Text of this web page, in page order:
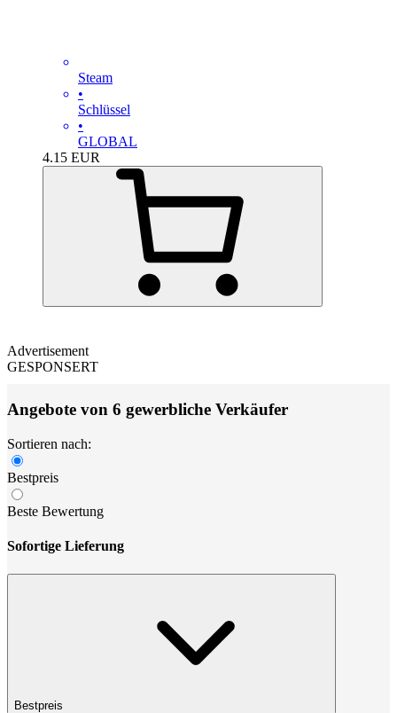
Steam
•
Schlüssel
•
GLOBAL
4.15 EUR
Advertisement
GESPONSERT
Angebote von 6 gewerbliche Verkäufer
Sortieren nach:
Bestpreis
Beste Bewertung
Sofortige Lieferung
Bestpreis